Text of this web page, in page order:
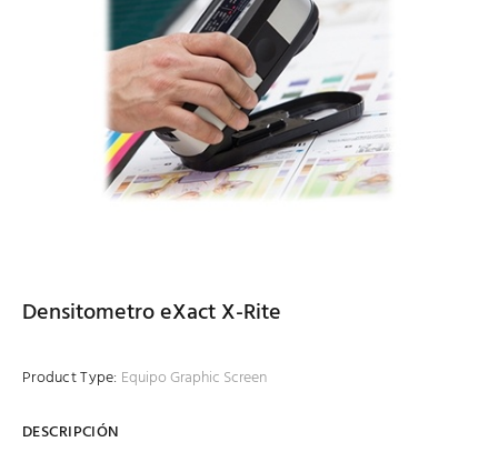
Densitometro eXact X-Rite
Product Type: Equipo Graphic Screen
DESCRIPCIÓN